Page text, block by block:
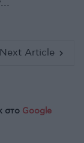
στο Google
Next Article